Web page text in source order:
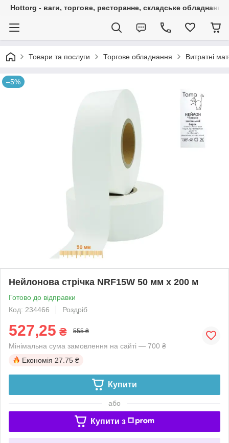
Hottorg - ваги, торгове, ресторанне, складське обладнання
Товари та послуги Торгове обладнання Витратні
–5%
Нейлонова стрічка NRF15W 50 мм x 200 м
Готово до відправки
Код: 234466
Роздріб
527,25 ₴ 555 ₴
Мінімальна сума замовлення на сайті — 700 ₴
Економія 27.75 ₴
Купити
або
Купити з